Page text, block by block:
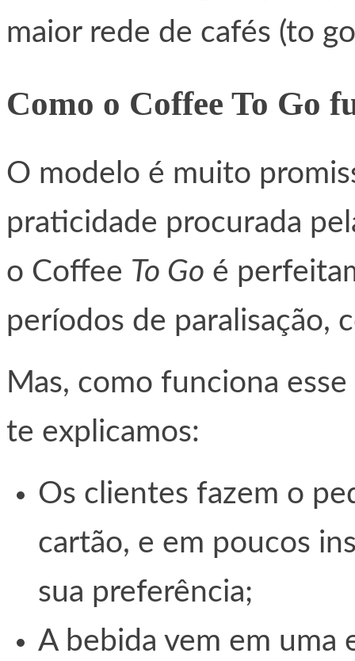
maior rede de cafés (to
Como o Coffee To Go
O modelo é muito
praticidade procurada
o Coffee To Go é
períodos de paralisação,
Mas, como funciona
te explicamos:
Os clientes fazem o
cartão, e em poucos
sua preferência;
A bebida vem em uma